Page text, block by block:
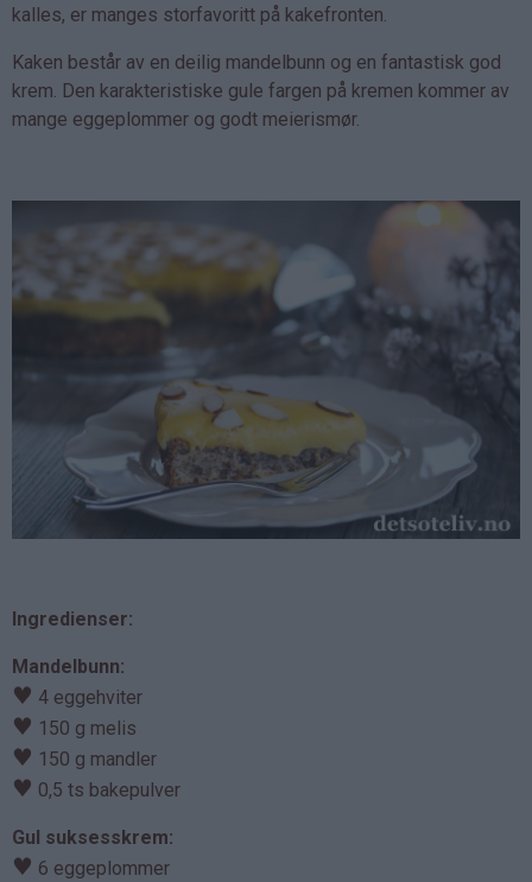
kalles, er manges storfavoritt på kakefronten.
Kaken består av en deilig mandelbunn og en fantastisk god
krem. Den karakteristiske gule fargen på kremen kommer av
mange eggeplommer og godt meierismør.
Ingredienser:
Mandelbunn:
♥ 4 eggehviter
♥ 150 g melis
♥ 150 g mandler
♥ 0,5 ts bakepulver
Gul suksesskrem:
♥ 6 eggeplommer